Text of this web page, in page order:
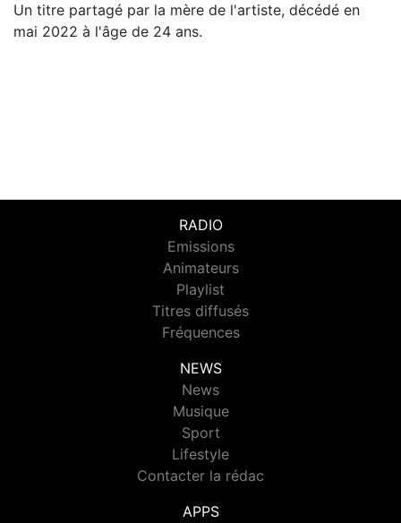
Un titre partagé par la mère de l'artiste, décédé en
mai 2022 à l'âge de 24 ans.
RADIO
Emissions
Animateurs
Playlist
Titres diffusés
Fréquences
NEWS
News
Musique
Sport
Lifestyle
Contacter la rédac
APPS